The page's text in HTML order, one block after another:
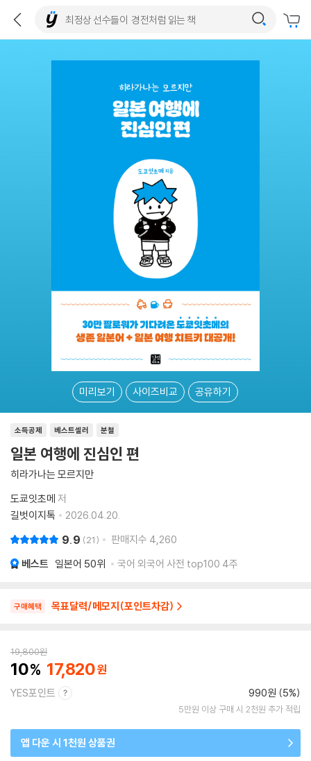
미리보기 사이즈비교 공유하기
소득공제 베스트셀러 분철
일본 여행에 진심인 편
히라가나는 모르지만
도쿄잇초메 저
길벗이지톡
2026.04.20.
9.9 21 판매지수 4,260
베스트 일본어 50위 국어 외국어 사전 top100 4주
구매혜택 목표달력/메모지(포인트차감)
19,800원
10 17,820
YES포인트 990원 (5%)
5만원 이상 구매 시 2천원 추가 적립
앱 다운 시 1천원 상품권